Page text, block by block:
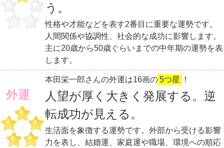
う。
性格や才能などを表す2番目に重要な運勢です。
人間関係や協調性、社会的な成功に影響します。
主に20歳から50歳ぐらいまでの中年期の運勢を表
します。
外運
本田栄一郎さんの外運は16画の5つ星 ！
人望が厚く大きく発展する。逆
転成功が見える。
生活面を象徴する運勢です。外部から受ける影響
力を表し、結婚運、家庭運や職場、環境への順応